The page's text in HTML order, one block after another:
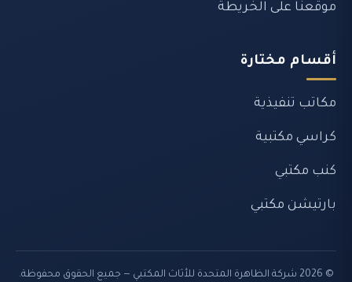
موقعنا على الخريطة
أقسام مختارة
مكاتب تنفيذية
كراسي مكتبية
كنب مكتبي
بارتيشن مكتبي
© 2026 شركة الظاهرة المتحدة للأثاث المكتبي — جميع الحقوق محفوظة.